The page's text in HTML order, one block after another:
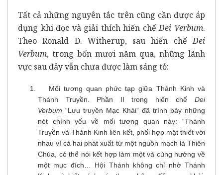
Tất cả những nguyên tắc trên cũng cần được áp
dụng khi đọc và giải thích hiến chếDei Verbum.
Theo Ronald D. Witherup, sau hiến chếDei
Verbum, trong bốn mươi năm qua, những lãnh
vực sau đây vẫn chưa được làm sáng tỏ:
Mối tương quan phức tạp giữa Thánh Kinh và
Thánh Truyền. Phần II trong hiến chế Dei
Verbum “Lưu truyền Mạc Khải” đã trình bày những
nét chính yếu về mối tương quan này: “Thánh
Truyền và Thánh Kinh liên kết, phối hợp mật thiết với
nhau vì cả hai phát xuất từ một nguồn mạch là Thiên
Chúa, có thể nói kết hợp làm một và cùng hướng về
một mục đích… Hội Thánh không chỉ nhờ Thánh